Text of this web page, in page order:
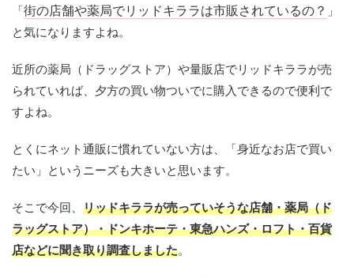
「街の店舗や薬局でリッドキララは市販されているの？ 」
と気になりますよね。
近所の薬局（ドラッグストア）や量販店でリッドキララが売
られていれば、夕方の買い物ついでに購入できるので便利で
すよね。
とくにネット通販に慣れていない方は、「身近なお店で買い
たい」というニーズも大きいと思います。
そこで今回、 リッドキララが売っていそうな店舗・薬局（ド
ラッグストア）・ドンキホーテ・東急ハンズ・ロフト・百貨
店などに聞き取り調査しました。